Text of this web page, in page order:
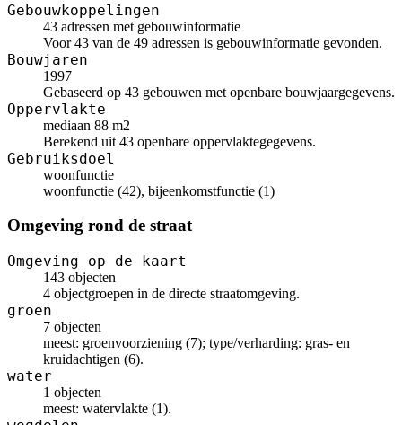
Gebouwkoppelingen
43 adressen met gebouwinformatie
Voor 43 van de 49 adressen is gebouwinformatie gevonden.
Bouwjaren
1997
Gebaseerd op 43 gebouwen met openbare bouwjaargegevens.
Oppervlakte
mediaan 88 m2
Berekend uit 43 openbare oppervlaktegegevens.
Gebruiksdoel
woonfunctie
woonfunctie (42), bijeenkomstfunctie (1)
Omgeving rond de straat
Omgeving op de kaart
143 objecten
4 objectgroepen in de directe straatomgeving.
groen
7 objecten
meest: groenvoorziening (7); type/verharding: gras- en
kruidachtigen (6).
water
1 objecten
meest: watervlakte (1).